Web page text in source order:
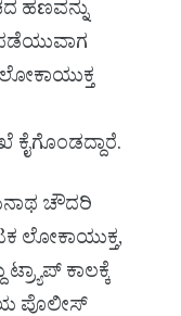
ಹಣವನ್ನು
ಚೌದರಿ
ಲೋಕಾಯುಕ್ತ,
ಕಾಲಕ್ಕೆ
ಪೊಲೀಸ್